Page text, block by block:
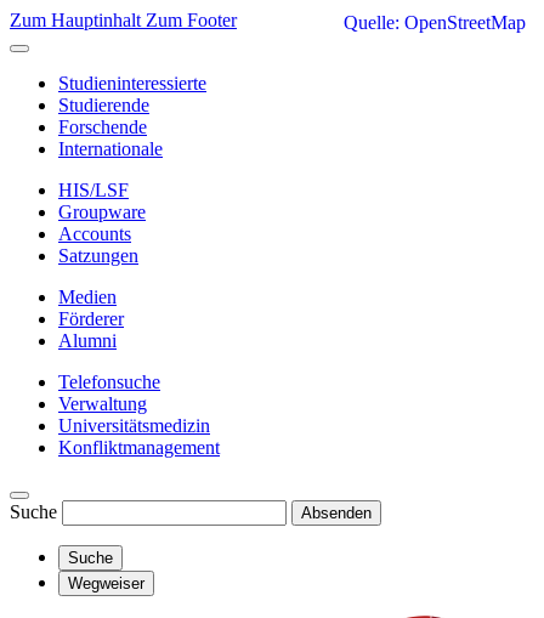
Zum Hauptinhalt Zum Footer
Studieninteressierte
Studierende
Forschende
Internationale
HIS/LSF
Groupware
Accounts
Satzungen
Medien
Förderer
Alumni
Telefonsuche
Verwaltung
Universitätsmedizin
Konfliktmanagement
Suche Absenden
Suche
Wegweiser
Quelle: OpenStreetMap